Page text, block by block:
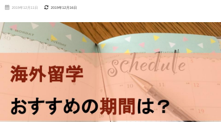
2019年12月11日 2019年12月16日